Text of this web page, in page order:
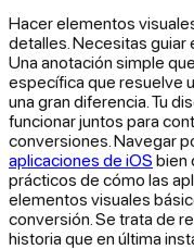
Hacer elementos
detalles. Necesitas guiar
Una anotación simple
específica que resuelve
una gran diferencia. Tu
funcionar juntos para
conversiones. Navegar
aplicaciones de iOS bien
prácticos de cómo las
elementos visuales
conversión. Se trata de
historia que en última